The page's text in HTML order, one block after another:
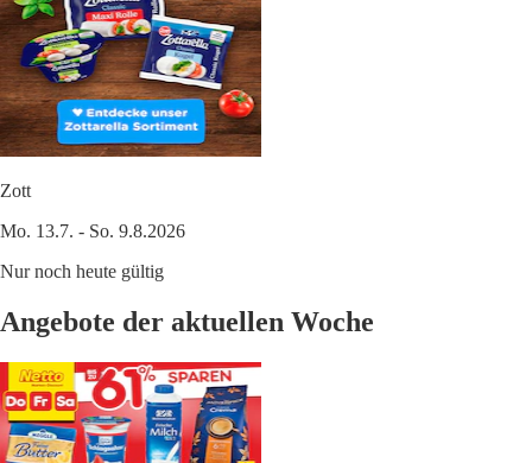
Zott
Mo. 13.7. - So. 9.8.2026
Nur noch heute gültig
Angebote der aktuellen Woche